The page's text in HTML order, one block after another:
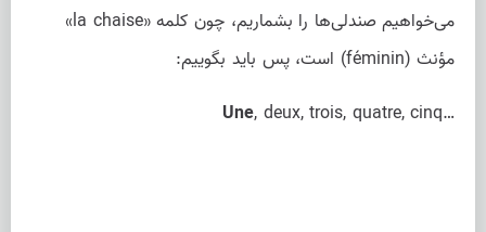
می‌خواهیم صندلی‌ها را بشماریم، چون کلمه «la chaise»
مؤنث (féminin) است، پس باید بگوییم:
Une, deux, trois, quatre, cinq…